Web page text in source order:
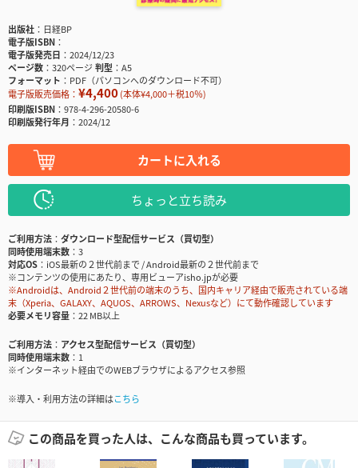
出版社
日経BP
電子版ISBN
電子版発売日
2024/12/23
ページ数
320ページ判型
A5
フォーマット
PDF（パソコンへのダウンロード不可）
電子版販売価格： ¥4,400(本体¥4,000＋税10％)
印刷版ISBN
978-4-296-20580-6
印刷版発行年月
2024/12
カートに入れる
ちょっと立ち読み
ご利用方法
ダウンロード型配信サービス（買切型）
同時使用端末数
3
対応OS
iOS最新の２世代前まで / Android最新の２世代前まで
※コンテンツの使用にあたり、専用ビューアisho.jpが必要
※Androidは、Android２世代前の端末のうち、国内キャリア経由で販売されている端
末（Xperia、GALAXY、AQUOS、ARROWS、Nexusなど）にて動作確認しています
必要メモリ容量
22 MB以上
ご利用方法
アクセス型配信サービス（買切型）
同時使用端末数
1
※インターネット経由でのWEBブラウザによるアクセス参照
※導入・利用方法の詳細はこちら
この商品を買った人は、こんな商品も買っています。